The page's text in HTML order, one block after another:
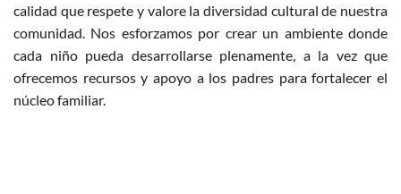
calidad que respete y valore la diversidad cultural de nuestra
comunidad. Nos esforzamos por crear un ambiente donde
cada niño pueda desarrollarse plenamente, a la vez que
ofrecemos recursos y apoyo a los padres para fortalecer el
núcleo familiar.